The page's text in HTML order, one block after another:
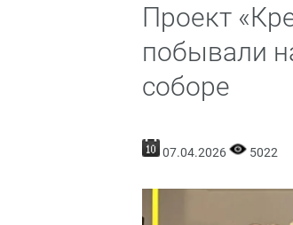
Проект
побывали
соборе
07.04.2026 5022